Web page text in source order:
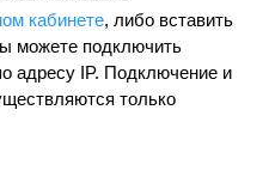
кабинете, либо вставить
можете подключить
адресу IP. Подключение и
только